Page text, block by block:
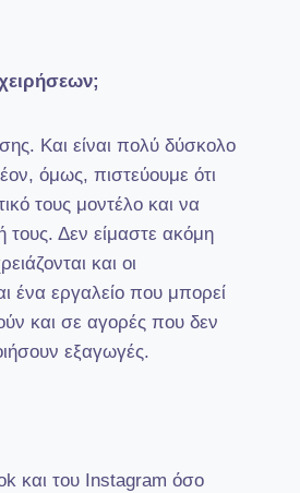
Και είναι πολύ δύσκολο
όμως, πιστεύουμε ότι
τους μοντέλο και να
τους. Δεν είμαστε ακόμη
και οι
ένα εργαλείο που μπορεί
και σε αγορές που δεν
εξαγωγές.
και του Instagram όσο